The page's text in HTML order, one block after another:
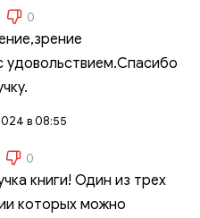
0
в 08:55
0
книги! Один из трех
которых можно